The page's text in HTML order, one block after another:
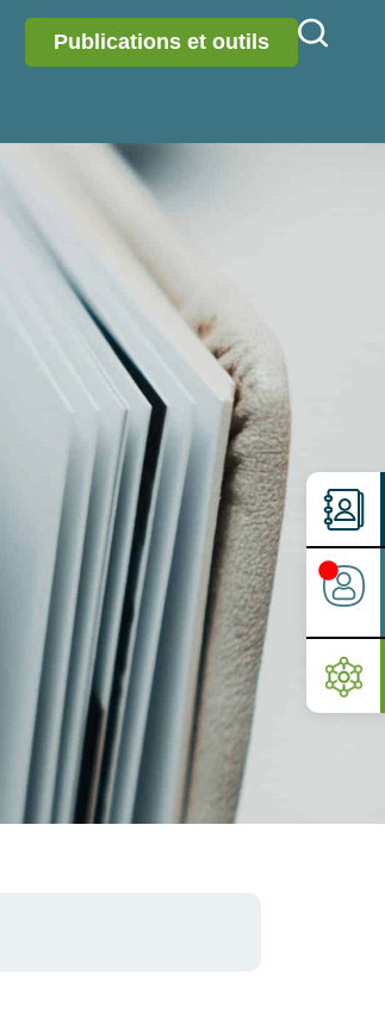
Publications et outils